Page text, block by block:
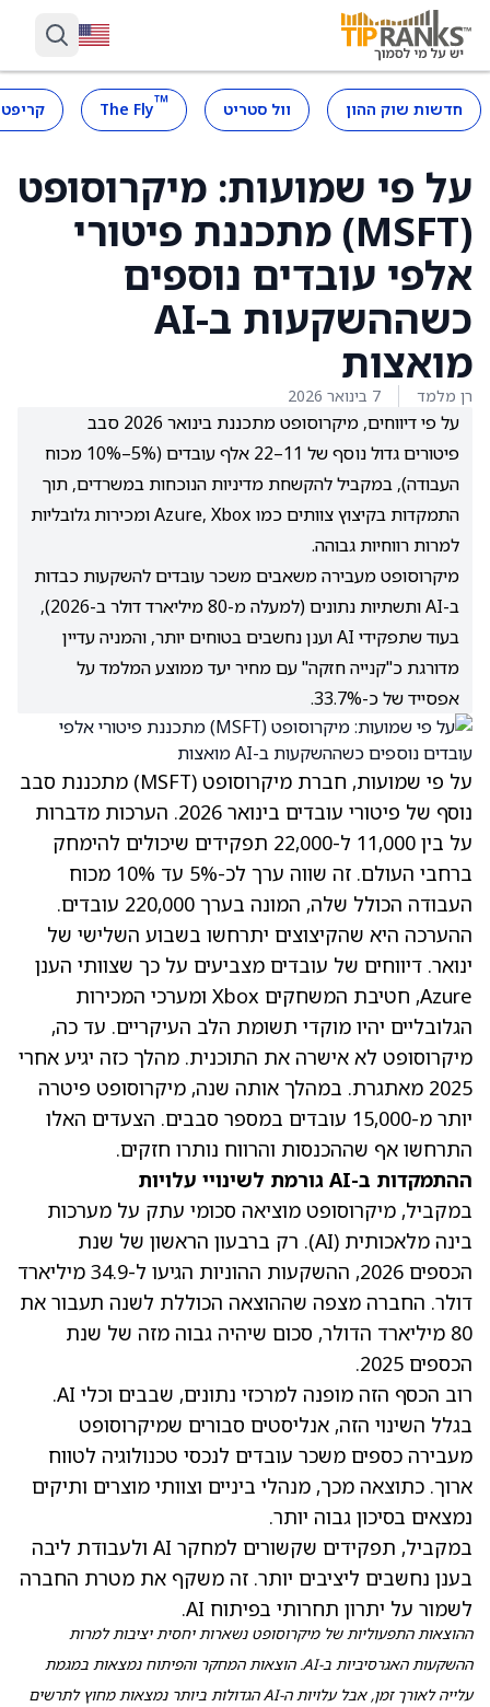
חדשות שוק ההון וול סטריט ™
The Fly
על פי שמועות: מיקרוסופט
(MSFT) מתכננת פיטורי
אלפי עובדים נוספים
כשההשקעות ב-AI
מואצות
רן מלמד 7 בינואר 2026
על פי דיווחים, מיקרוסופט מתכננת בינואר 2026 סבב
פיטורים גדול נוסף של 11–22 אלף עובדים (5%–10% מכוח
העבודה), במקביל להקשחת מדיניות הנוכחות במשרדים, תוך
התמקדות בקיצוץ צוותים כמו Azure, Xbox ומכירות גלובליות
למרות רווחיות גבוהה.
מיקרוסופט מעבירה משאבים משכר עובדים להשקעות כבדות
ב-AI ותשתיות נתונים (למעלה מ-80 מיליארד דולר ב-2026),
בעוד שתפקידי AI וענן נחשבים בטוחים יותר, והמניה עדיין
מדורגת כ"קנייה חזקה" עם מחיר יעד ממוצע המלמד על
אפסייד של כ-33.7%.
על פי שמועות, חברת מיקרוסופט (MSFT)
מתכננת סבב
נוסף של פיטורי עובדים בינואר 2026. הערכות מדברות
על בין 11,000 ל-22,000 תפקידים שיכולים להימחק
ברחבי העולם. זה שווה ערך לכ-5% עד 10% מכוח
העבודה הכולל שלה, המונה בערך 220,000 עובדים.
ההערכה היא שהקיצוצים יתרחשו בשבוע השלישי של
ינואר. דיווחים של עובדים מצביעים על כך שצוותי הענן
Azure, חטיבת המשחקים Xbox ומערכי המכירות
הגלובליים יהיו מוקדי תשומת הלב העיקריים. עד כה,
מיקרוסופט לא אישרה את התוכנית. מהלך כזה יגיע אחרי
2025 מאתגרת. במהלך אותה שנה, מיקרוסופט פיטרה
יותר מ-15,000 עובדים במספר סבבים. הצעדים האלו
התרחשו אף שההכנסות והרווח נותרו חזקים.
ההתמקדות ב-AI גורמת לשינויי עלויות
במקביל, מיקרוסופט מוציאה סכומי עתק על מערכות
בינה מלאכותית (AI). רק ברבעון הראשון של שנת
הכספים 2026, ההשקעות ההוניות הגיעו ל-34.9 מיליארד
דולר. החברה מצפה שההוצאה הכוללת לשנה תעבור את
80 מיליארד הדולר, סכום שיהיה גבוה מזה של שנת
הכספים 2025.
רוב הכסף הזה מופנה למרכזי נתונים, שבבים וכלי AI.
בגלל השינוי הזה, אנליסטים סבורים שמיקרוסופט
מעבירה כספים משכר עובדים לנכסי טכנולוגיה לטווח
ארוך. כתוצאה מכך, מנהלי ביניים וצוותי מוצרים ותיקים
נמצאים בסיכון גבוה יותר.
במקביל, תפקידים שקשורים למחקר AI ולעבודת ליבה
בענן נחשבים ליציבים יותר. זה משקף את מטרת החברה
לשמור על יתרון תחרותי בפיתוח AI.
ההוצאות התפעוליות של מיקרוסופט נשארות יחסית יציבות למרות
ההשקעות האגרסיביות ב-AI. הוצאות המחקר והפיתוח נמצאות במגמת
עלייה לאורך זמן, אבל עלויות ה-AI הגדולות ביותר נמצאות מחוץ לתרשים